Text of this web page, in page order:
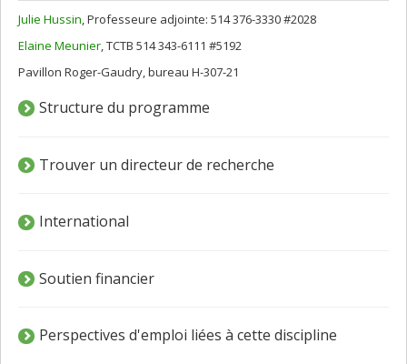
Julie Hussin,Professeure adjointe: 514 376-3330 #2028
Elaine Meunier, TCTB 514 343-6111 #5192
Pavillon Roger-Gaudry, bureau H-307-21
Structure du programme
Trouver un directeur de recherche
International
Soutien financier
Perspectives d'emploi liées à cette discipline